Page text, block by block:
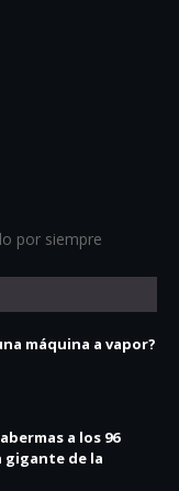
por siempre
máquina a vapor?
a los 96
gigante de la